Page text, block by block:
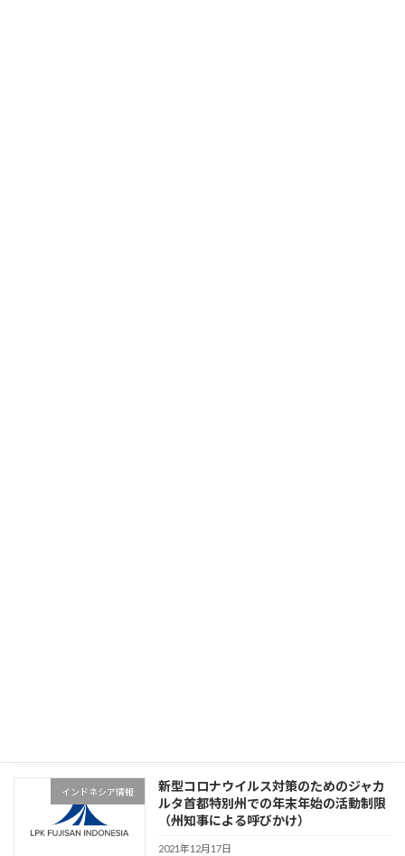
インドネシア情報
新型コロナウイルス対策のためのジャカ
ルタ首都特別州での年末年始の活動制限
（州知事による呼びかけ）
2021年12月17日